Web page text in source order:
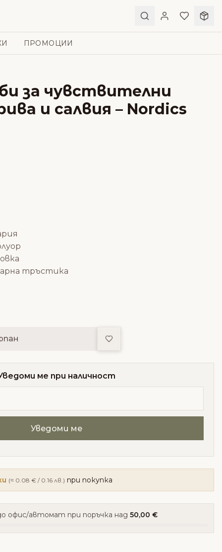
ПРОМОЦИИ
за чувствителни
и салвия – Nordics
тръстика
Добави в любими
ме при наличност
(≈ 0.08 € / 0.16 лв.) при покупка
офис/автомат при поръчка над 50,00 €